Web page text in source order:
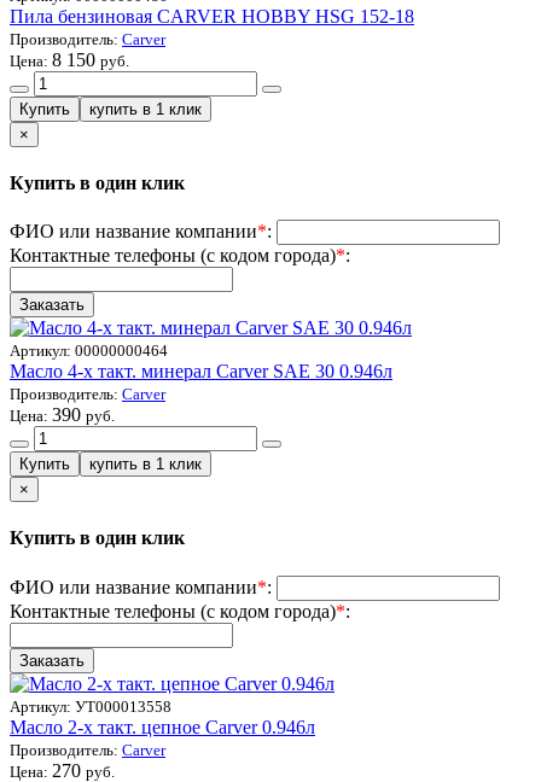
Пила бензиновая CARVER HOBBY HSG 152-18
Производитель: Carver
Цена: 8 150 руб.
×
Купить в один клик
ФИО или название компании*:
Контактные телефоны (с кодом города)*:
Артикул: 00000000464
Масло 4-х такт. минерал Carver SAE 30 0.946л
Производитель: Carver
Цена: 390 руб.
×
Купить в один клик
ФИО или название компании*:
Контактные телефоны (с кодом города)*:
Артикул: УТ000013558
Масло 2-х такт. цепное Carver 0.946л
Производитель: Carver
Цена: 270 руб.